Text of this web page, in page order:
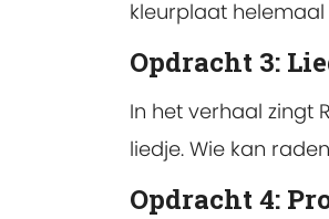
kleurplaat
Opdracht 3:
In het verhaal zingt
liedje. Wie kan
Opdracht 4: